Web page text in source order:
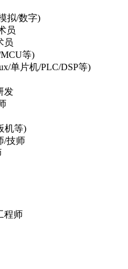
拟/数字)
员
员
等)
单片机/PLC/DSP等)
发
机等)
/技师
程师